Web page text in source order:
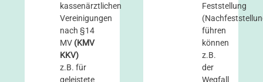
kassenärztlichen
Vereinigungen
nach §14
MV (KMV
KKV)
z.B. für
geleistete
Feststellung
führen
können
z.B.
der
Wegfall